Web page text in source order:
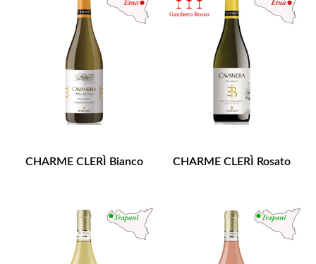
CHARME CLERÌ Bianco CHARME CLERÌ Rosato